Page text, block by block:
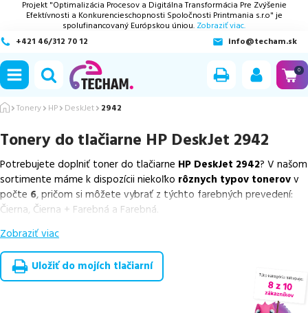
Projekt "Optimalizácia Procesov a Digitálna Transformácia Pre Zvýšenie
Efektívnosti a Konkurencieschopnosti Spoločnosti Printmania s.r.o" je
spolufinancovaný Európskou úniou. Zobraziť viac.
+421 46/312 70 12
info@techam.sk
0
Tonery HP DeskJet 2942
Tonery do tlačiarne HP DeskJet 2942
Potrebujete doplniť toner do tlačiarne HP DeskJet 2942? V našom
sortimente máme k dispozícii niekoľko rôznych typov tonerovv
počte 6, pričom si môžete vybrať z týchto farebných prevedení:
Čierna, Čierna + Farebná a Farebná.
Z uvedeného množstva dostupných náplní
náplnev počte4ks, ako ajcenovo výhodnejšie alternatívy,
ktoré plne zachovávajú kvalitu tlače
overené náhrady v rôznych triedach
, medzi ktoré patríšpičková
Zobraziť viac
Uložiť do mojích tlačiarní